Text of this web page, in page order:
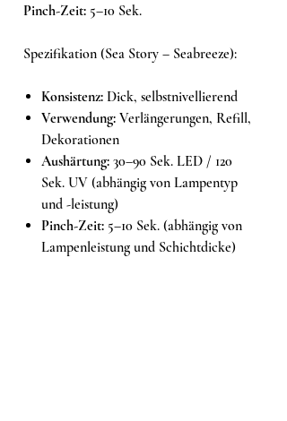
Pinch-Zeit: 5–10 Sek.
Spezifikation (Sea Story – Seabreeze):
Konsistenz: Dick, selbstnivellierend
Verwendung: Verlängerungen, Refill,
Dekorationen
Aushärtung: 30–90 Sek. LED / 120
Sek. UV (abhängig von Lampentyp
und -leistung)
Pinch-Zeit: 5–10 Sek. (abhängig von
Lampenleistung und Schichtdicke)